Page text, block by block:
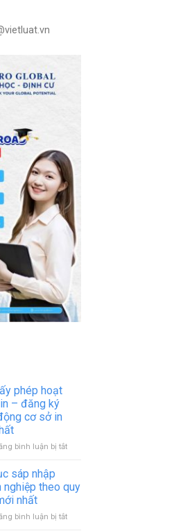
phép hoạt
– đăng ký
cơ sở in
bình luận bị tắtở
hoạt
in
sáp nhập
nghiệp theo quy
nhất
bình luận bị tắtở